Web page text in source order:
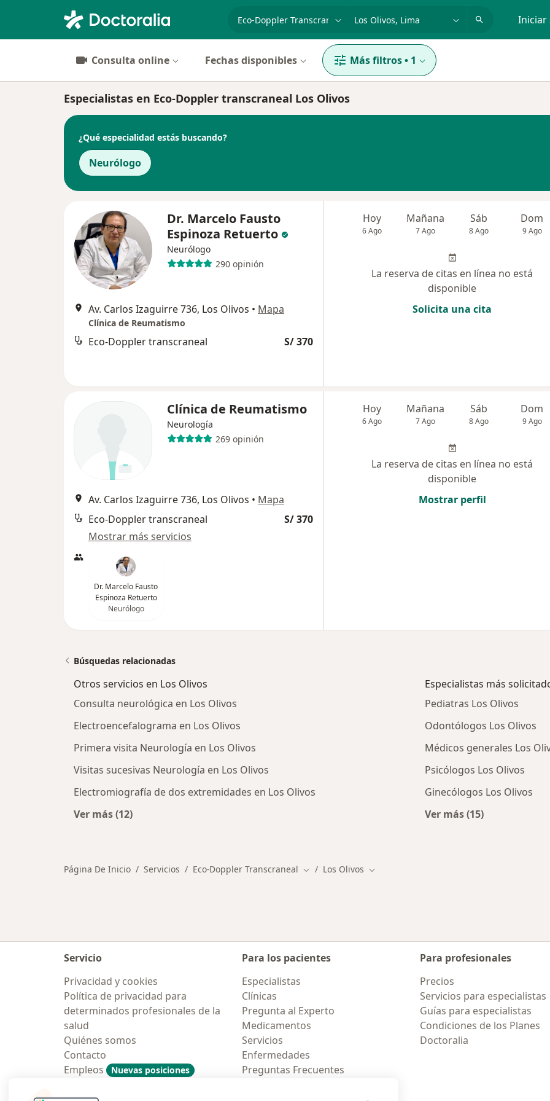
Iniciar
Consulta online Fechas disponibles Más filtros• 1
Especialistas en Eco-Doppler transcraneal Los Olivos
¿Qué especialidad estás buscando?
Neurólogo
Dr. Marcelo Fausto
Espinoza Retuerto
Neurólogo
290 opinión
Av. Carlos Izaguirre 736, Los Olivos • Mapa
Clínica de Reumatismo
Eco-Doppler transcraneal S/ 370
Hoy
6 Ago
Mañana
7 Ago
Sáb
8 Ago
Dom
9 Ago
La reserva de citas en línea no está
disponible
Solicita una cita
Clínica de Reumatismo
Neurología
269 opinión
Av. Carlos Izaguirre 736, Los Olivos • Mapa
Eco-Doppler transcraneal
S/ 370
Mostrar más servicios
Dr. Marcelo Fausto
Espinoza Retuerto
Neurólogo
Hoy
6 Ago
Mañana
7 Ago
Sáb
8 Ago
Dom
9 Ago
La reserva de citas en línea no está
disponible
Mostrar perfil
Búsquedas relacionadas
Otros servicios en Los Olivos
Consulta neurológica en Los Olivos
Electroencefalograma en Los Olivos
Primera visita Neurología en Los Olivos
Visitas sucesivas Neurología en Los Olivos
Electromiografía de dos extremidades en Los Olivos
Ver más (12)
Especialistas más
Pediatras Los Olivos
Odontólogos Los Olivos
Médicos generales Los
Psicólogos Los Olivos
Ginecólogos Los Olivos
Ver más (15)
Página De Inicio Servicios Eco-Doppler Transcraneal Cambiar de ciudad
Los Olivos Cambiar de ciudad
Servicio
Privacidad y cookies
Política de privacidad para
determinados profesionales de la
salud
Quiénes somos
Contacto
Empleos
Nuevas posiciones
Para los pacientes
Especialistas
Clínicas
Pregunta al Experto
Medicamentos
Servicios
Enfermedades
Preguntas Frecuentes
Para profesionales
Precios
Servicios para especialistas
Guías para especialistas
Condiciones de los Planes
Doctoralia